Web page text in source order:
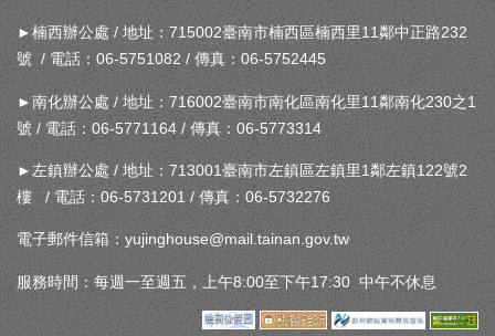
►楠西辦公處 / 地址：715002臺南市楠西區楠西里11鄰中正路232
號 / 電話：06-5751082 / 傳真：06-5752445
►南化辦公處 / 地址：716002臺南市南化區南化里11鄰南化230之1
號 / 電話：06-5771164 / 傳真：06-5773314
►左鎮辦公處 / 地址：713001臺南市左鎮區左鎮里1鄰左鎮122號2
樓 / 電話：06-5731201 / 傳真：06-5732276
電子郵件信箱：yujinghouse@mail.tainan.gov.tw
服務時間：每週一至週五，上午8:00至下午17:30 中午不休息